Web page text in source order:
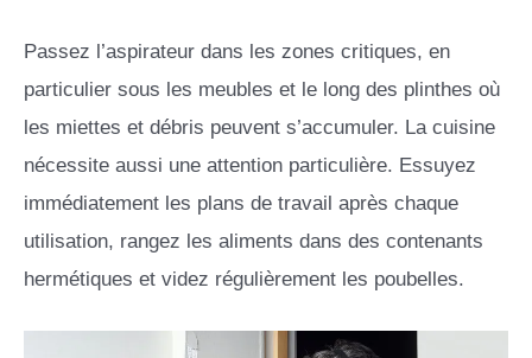
Passez l’aspirateur dans les zones critiques, en
particulier sous les meubles et le long des plinthes où
les miettes et débris peuvent s’accumuler. La cuisine
nécessite aussi une attention particulière. Essuyez
immédiatement les plans de travail après chaque
utilisation, rangez les aliments dans des contenants
hermétiques et videz régulièrement les poubelles.